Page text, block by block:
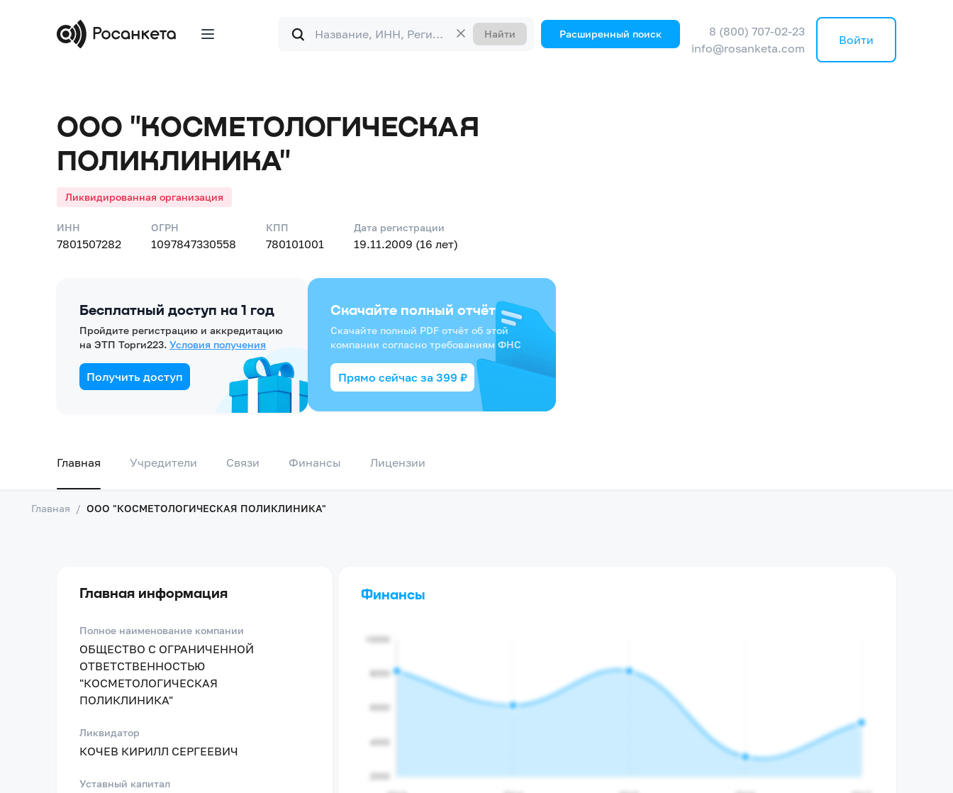
Форма
поиска
Найти Расширенный поиск
8 (800) 707-02-23
info@rosanketa.com
Войти
ООО "КОСМЕТОЛОГИЧЕСКАЯ
ПОЛИКЛИНИКА"
Ликвидированная организация
ИНН
7801507282
ОГРН
1097847330558
КПП
780101001
Дата регистрации
19.11.2009 (16 лет)
Бесплатный доступ на 1 год
Пройдите регистрацию и аккредитацию
на ЭТП Торги223. Условия получения
Получить доступ
Скачайте полный отчёт
Скачайте полный PDF отчёт об этой
компании согласно требованиям ФНС
Прямо сейчас за 399 ₽
Главная Учредители Связи Финансы Лицензии
Главная / ООО "КОСМЕТОЛОГИЧЕСКАЯ ПОЛИКЛИНИКА"
Главная информация
Полное наименование компании
ОБЩЕСТВО С ОГРАНИЧЕННОЙ
ОТВЕТСТВЕННОСТЬЮ
"КОСМЕТОЛОГИЧЕСКАЯ
ПОЛИКЛИНИКА"
Ликвидатор
КОЧЕВ КИРИЛЛ СЕРГЕЕВИЧ
Уставный капитал
Финансы